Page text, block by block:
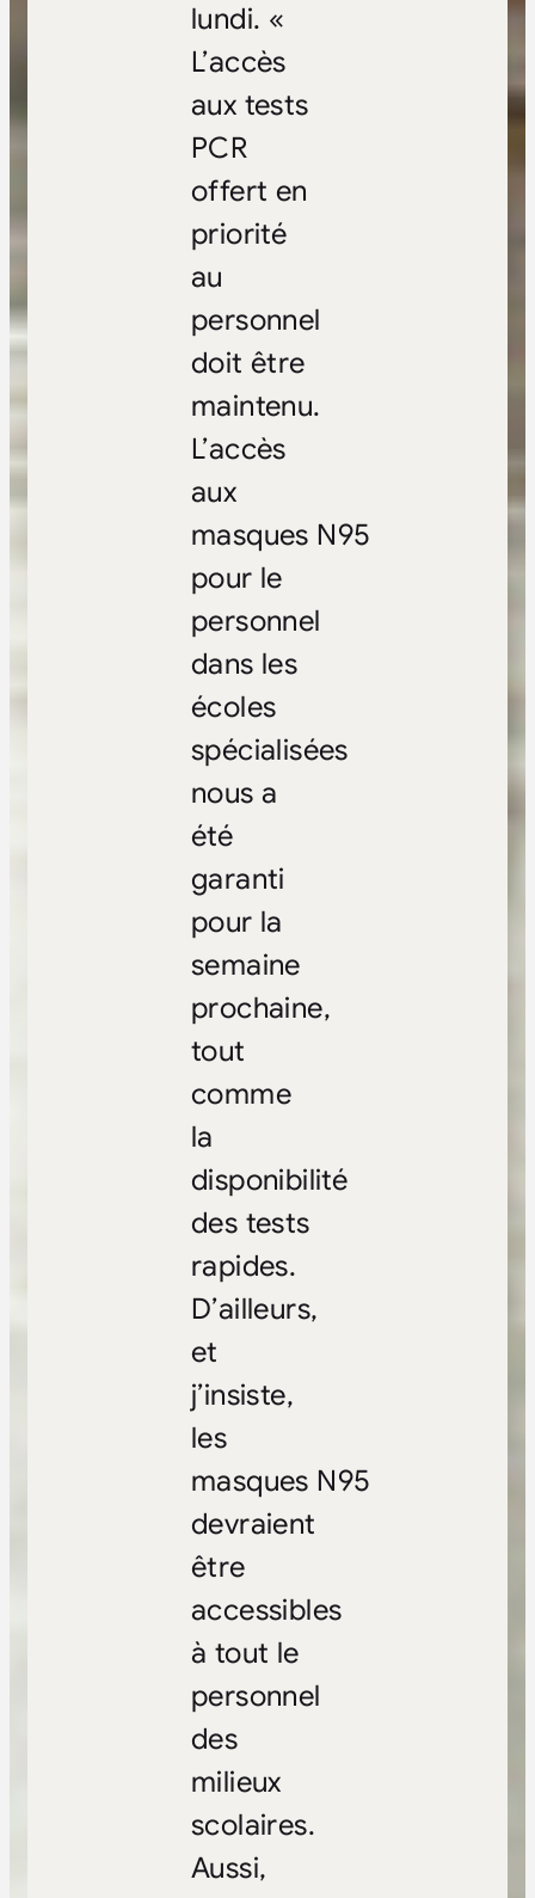
lundi. «
L’accès
aux tests
PCR
offert en
priorité
au
personnel
doit être
maintenu.
L’accès
aux
masques N95
pour le
personnel
dans les
écoles
spécialisées
nous a
été
garanti
pour la
semaine
prochaine,
tout
comme
la
disponibilité
des tests
rapides.
D’ailleurs,
et
j’insiste,
les
masques N95
devraient
être
accessibles
à tout le
personnel
des
milieux
scolaires.
Aussi,